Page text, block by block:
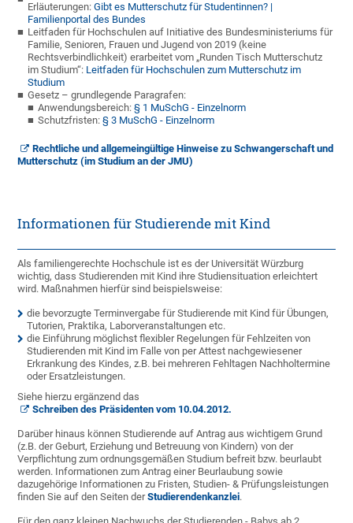
Erläuterungen:Gibt es Mutterschutz für Studentinnen? |
Familienportal des Bundes
Leitfaden für Hochschulen auf Initiative des Bundesministeriums für
Familie, Senioren, Frauen und Jugend von 2019 (keine
Rechtsverbindlichkeit) erarbeitet vom „Runden Tisch Mutterschutz
im Studium“: Leitfaden für Hochschulen zum Mutterschutz im
Studium
Gesetz – grundlegende Paragrafen:
Anwendungsbereich:§ 1 MuSchG - Einzelnorm
Schutzfristen:§ 3 MuSchG - Einzelnorm
Rechtliche und allgemeingültige Hinweise zu Schwangerschaft und
Mutterschutz (im Studium an der JMU)
Informationen für Studierende mit Kind
Als familiengerechte Hochschule ist es der Universität Würzburg
wichtig, dass Studierenden mit Kind ihre Studiensituation erleichtert
wird. Maßnahmen hierfür sind beispielsweise:
die bevorzugte Terminvergabe für Studierende mit Kind für Übungen,
Tutorien, Praktika, Laborveranstaltungen etc.
die Einführung möglichst flexibler Regelungen für Fehlzeiten von
Studierenden mit Kind im Falle von per Attest nachgewiesener
Erkrankung des Kindes, z.B. bei mehreren Fehltagen Nachholtermine
oder Ersatzleistungen.
Siehe hierzu ergänzend das
Schreiben des Präsidenten vom 10.04.2012.
Darüber hinaus können Studierende auf Antrag aus wichtigem Grund
(z.B. der Geburt, Erziehung und Betreuung von Kindern) von der
Verpflichtung zum ordnungsgemäßen Studium befreit bzw. beurlaubt
werden. Informationen zum Antrag einer Beurlaubung sowie
dazugehörige Informationen zu Fristen, Studien- & Prüfungsleistungen
finden Sie auf den Seiten der Studierendenkanzlei.